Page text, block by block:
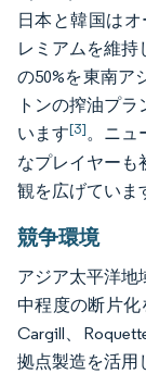
日本と韓国は
レミアムを維
の50%を東南ア
トンの搾油プ
います[3]。ニュ
なプレイヤーも
観を広げていま
競争環境
アジア太平洋地
中程度の断片化
Cargill、
拠点製造を活用